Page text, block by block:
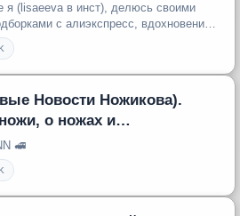
я (lisaeeva в инст), делюсь своими
с алиэкспресс, вдохновением
про...
Новости Ножикова).
о ножах и
тематике.
🚅